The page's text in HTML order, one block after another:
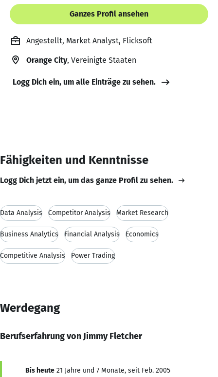
Ganzes Profil ansehen
Angestellt, Market Analyst, Flicksoft
Orange City, Vereinigte Staaten
Logg Dich ein, um alle Einträge zu sehen.
Fähigkeiten und Kenntnisse
Logg Dich jetzt ein, um das ganze Profil zu sehen.
Data Analysis Competitor Analysis Market Research
Business Analytics Financial Analysis Economics
Competitive Analysis Power Trading
Werdegang
Berufserfahrung von Jimmy Fletcher
Bis heute 21 Jahre und 7 Monate, seit Feb. 2005